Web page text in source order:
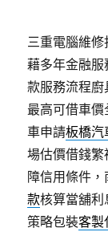
三重電腦維
藉多年金融服
款服務流程
最高可借車
車申請板橋汽
場估價借錢
障信用條件
款核算當舖
策略包裝客製